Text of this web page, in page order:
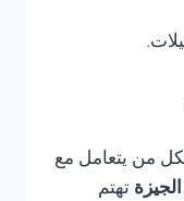
من يتعامل مع
تهتم